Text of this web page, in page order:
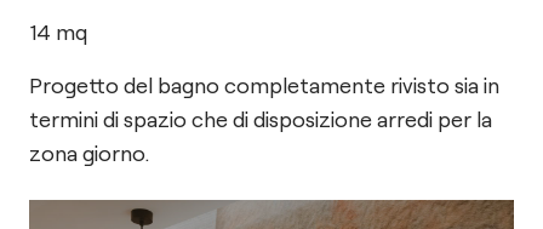
14 mq
Progetto del bagno completamente rivisto sia in
termini di spazio che di disposizione arredi per la
zona giorno.